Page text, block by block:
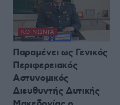
ΚΟΙΝΩΝΊΑ
Παραμένει ως Γενικός
Περιφερειακός
Αστυνομικός
Διευθυντής Δυτικής